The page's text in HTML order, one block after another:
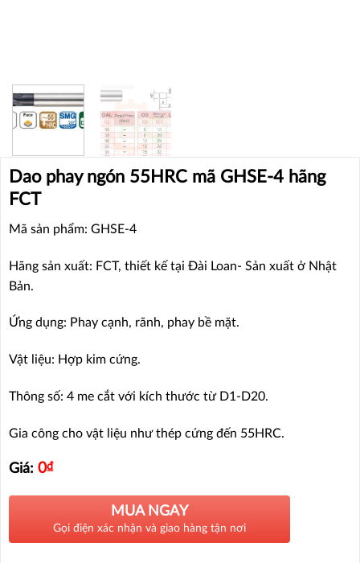
Dao phay ngón 55HRC mã GHSE-4 hãng
FCT
Mã sản phẩm: GHSE-4
Hãng sản xuất: FCT, thiết kế tại Đài Loan- Sản xuất ở Nhật
Bản.
Ứng dụng: Phay cạnh, rãnh, phay bề mặt.
Vật liệu: Hợp kim cứng.
Thông số: 4 me cắt với kích thước từ D1-D20.
Gia công cho vật liệu như thép cứng đến 55HRC.
Giá: 0₫
MUA NGAY
Gọi điện xác nhận và giao hàng tận nơi